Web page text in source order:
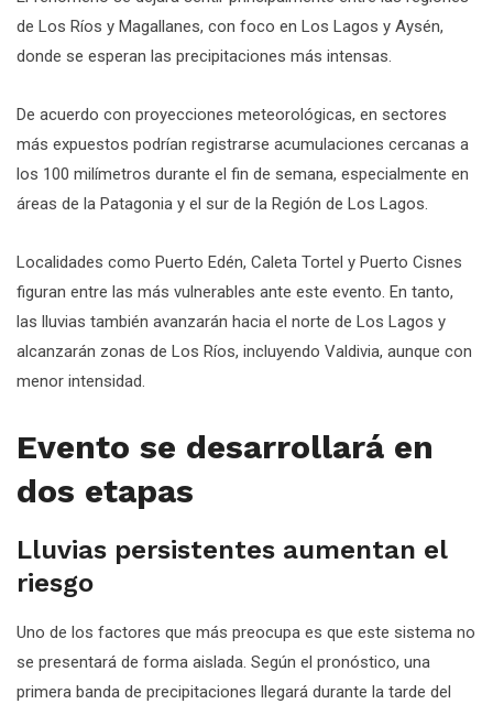
de Los Ríos y Magallanes, con foco en Los Lagos y Aysén,
donde se esperan las precipitaciones más intensas.
De acuerdo con proyecciones meteorológicas, en sectores
más expuestos podrían registrarse acumulaciones cercanas a
los 100 milímetros durante el fin de semana, especialmente en
áreas de la Patagonia y el sur de la Región de Los Lagos.
Localidades como Puerto Edén, Caleta Tortel y Puerto Cisnes
figuran entre las más vulnerables ante este evento. En tanto,
las lluvias también avanzarán hacia el norte de Los Lagos y
alcanzarán zonas de Los Ríos, incluyendo Valdivia, aunque con
menor intensidad.
Evento se desarrollará en
dos etapas
Lluvias persistentes aumentan el
riesgo
Uno de los factores que más preocupa es que este sistema no
se presentará de forma aislada. Según el pronóstico, una
primera banda de precipitaciones llegará durante la tarde del